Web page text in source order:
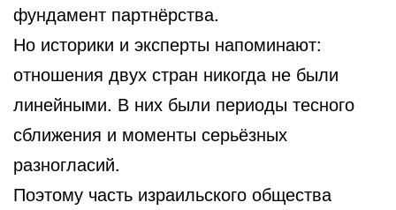
фундамент партнёрства.
Но историки и эксперты напоминают:
отношения двух стран никогда не были
линейными. В них были периоды тесного
сближения и моменты серьёзных
разногласий.
Поэтому часть израильского общества